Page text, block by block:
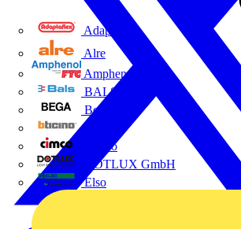
Adaptaflex
Alre
Amphenol FTG
BALS
Bega
Cimco
DOTLUX GmbH
Elso